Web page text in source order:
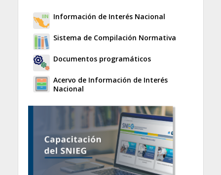
Información de Interés Nacional
Sistema de Compilación Normativa
Documentos programáticos
Acervo de Información de Interés
Nacional